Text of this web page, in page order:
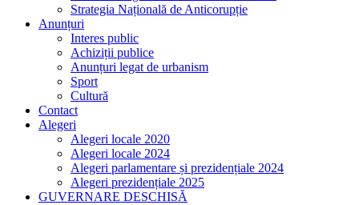
Strategia Națională de Anticorupție
Anunțuri
Interes public
Achiziții publice
Anunțuri legat de urbanism
Sport
Cultură
Contact
Alegeri
Alegeri locale 2020
Alegeri locale 2024
Alegeri parlamentare și prezidențiale 2024
Alegeri prezidențiale 2025
GUVERNARE DESCHISĂ